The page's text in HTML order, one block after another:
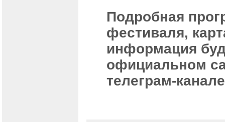
Подробная
фестиваля,
информация
официальном
телеграм-